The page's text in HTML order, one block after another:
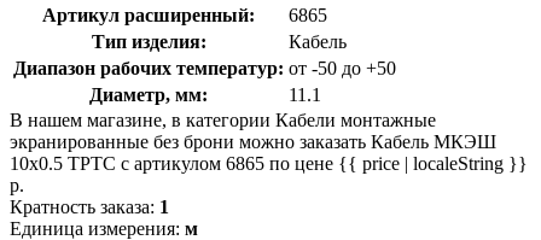
Артикул расширенный:
6865
Тип изделия:
Кабель
Диапазон рабочих температур: от -50 до +50
Диаметр, мм:
11.1
В нашем магазине, в категории Кабели монтажные
экранированные без брони можно заказать Кабель МКЭШ
10х0.5 ТРТС с артикулом 6865 по цене {{ price | localeString }}
р.
Кратность заказа: 1
Единица измерения: м